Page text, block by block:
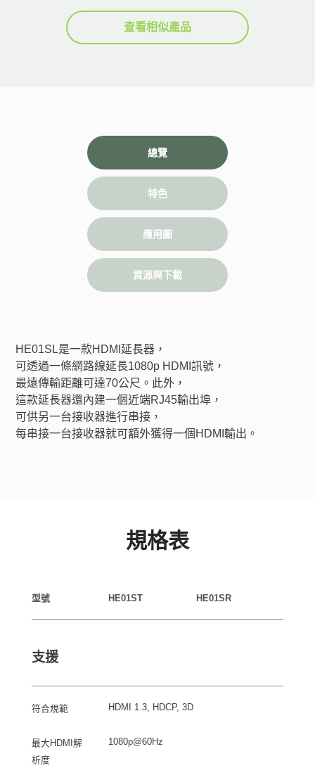
查看相似產品
總覽
特色
應用圖
資源與下載
HE01SL是一款HDMI延長器，
可透過一條網路線延長1080p HDMI訊號，
最遠傳輸距離可達70公尺。此外，
這款延長器還內建一個近端RJ45輸出埠，
可供另一台接收器進行串接，
每串接一台接收器就可額外獲得一個HDMI輸出。
規格表
型號 HE01ST HE01SR
支援
符合規範 HDMI 1.3, HDCP, 3D
最大HDMI解
析度
1080p@60Hz